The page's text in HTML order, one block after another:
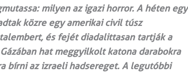
milyen az igazi horror. A héten egy
közre egy amerikai civil túsz
és fejét diadalittasan tartják a
hat meggyilkolt katona darabokra
bírni az izraeli hadsereget. A legutóbbi